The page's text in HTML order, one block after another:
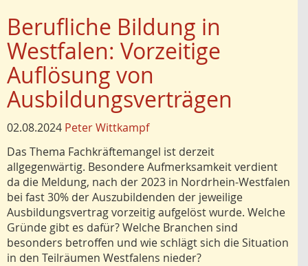
Berufliche Bildung in
Westfalen: Vorzeitige
Auflösung von
Ausbildungsverträgen
02.08.2024 Peter Wittkampf
Das Thema Fachkräftemangel ist derzeit
allgegenwärtig. Besondere Aufmerksamkeit verdient
da die Meldung, nach der 2023 in Nordrhein-Westfalen
bei fast 30% der Auszubildenden der jeweilige
Ausbildungsvertrag vorzeitig aufgelöst wurde. Welche
Gründe gibt es dafür? Welche Branchen sind
besonders betroffen und wie schlägt sich die Situation
in den Teilräumen Westfalens nieder?